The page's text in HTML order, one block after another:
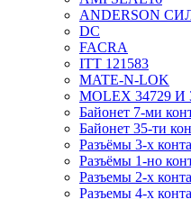
ANDERSON
DC
FACRA
ITT 121583
MATE-N-LOK
MOLEX 34729 И
Байонет 7-ми
Байонет 35-ти
Разъёмы 3-х
Разъёмы 1-но
Разъемы 2-х
Разъемы 4-х